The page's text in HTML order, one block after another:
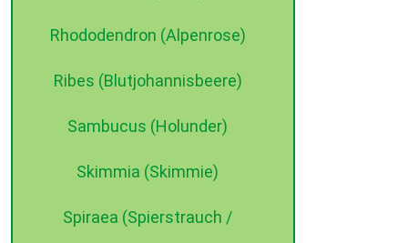
Rhododendron (Alpenrose)
Ribes (Blutjohannisbeere)
Sambucus (Holunder)
Skimmia (Skimmie)
Spiraea (Spierstrauch /